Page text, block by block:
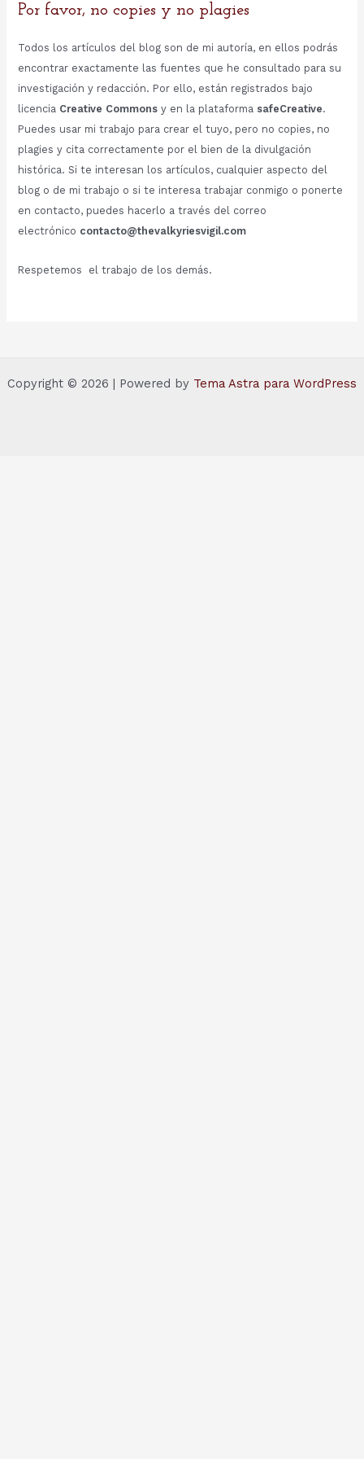
Por favor, no copies y no plagies
Todos los artículos del blog son de mi autoría, en ellos podrás
encontrar exactamente las fuentes que he consultado para su
investigación y redacción. Por ello, están registrados bajo
licencia Creative Commonsy en la plataforma safeCreative.
Puedes usar mi trabajo para crear el tuyo, pero no copies, no
plagies y cita correctamente por el bien de la divulgación
histórica. Si te interesan los artículos, cualquier aspecto del
blog o de mi trabajo o si te interesa trabajar conmigo o ponerte
en contacto, puedes hacerlo a través del correo
electrónico contacto@thevalkyriesvigil.com
Respetemos el trabajo de los demás.
Copyright © 2026 | Powered by Tema Astra para WordPress